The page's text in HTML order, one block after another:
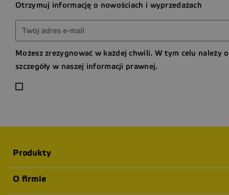
Otrzymuj informację o nowościach i wyprzedażach
Możesz zrezygnować w każdej chwili. W tym celu należy
szczegóły w naszej informacji prawnej.
Produkty
O firmie